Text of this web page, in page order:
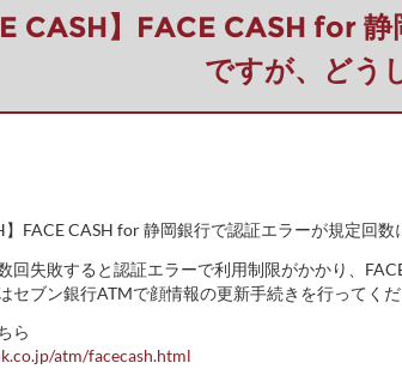
CASH】FACE CASH for
ですが、どう
】FACE CASH for 静岡銀行で認証エラーが規定回
回失敗すると認証エラーで利用制限がかかり、
セブン銀行ATMで顔情報の更新手続きを行ってくだ
ら
atm/facecash.html